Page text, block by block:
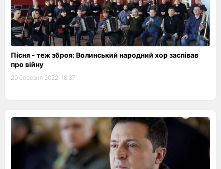
Пісня - теж зброя: Волинський народний хор заспівав
про війну
20 березня 2022, 18:37